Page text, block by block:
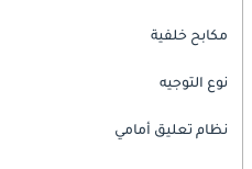
مكابح خلفية
نوع التوجيه
نظام تعليق أمامي